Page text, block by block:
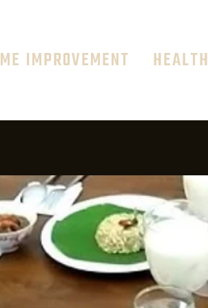
IMPROVEMENT HEALTH